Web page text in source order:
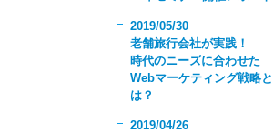
2019/05/30
老舗旅行会社が実践！
時代のニーズに合わせた
Webマーケティング戦略と
は？
2019/04/26